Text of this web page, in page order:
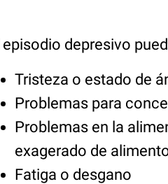
episodio depresivo
Tristeza o estado de
Problemas para
Problemas en la
exagerado de
Fatiga o desgano